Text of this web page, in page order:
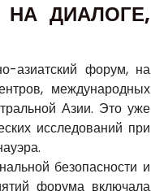
НА ДИАЛОГЕ,
азиатский форум, на
международных
Азии. Это уже
исследований при
безопасности и
форума включала